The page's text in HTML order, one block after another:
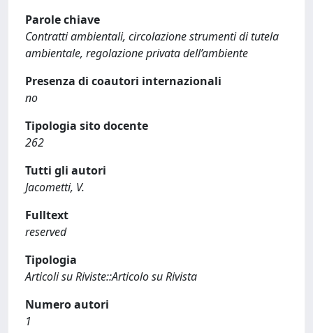
Parole chiave
Contratti ambientali, circolazione strumenti di tutela
ambientale, regolazione privata dell’ambiente
Presenza di coautori internazionali
no
Tipologia sito docente
262
Tutti gli autori
Jacometti, V.
Fulltext
reserved
Tipologia
Articoli su Riviste::Articolo su Rivista
Numero autori
1